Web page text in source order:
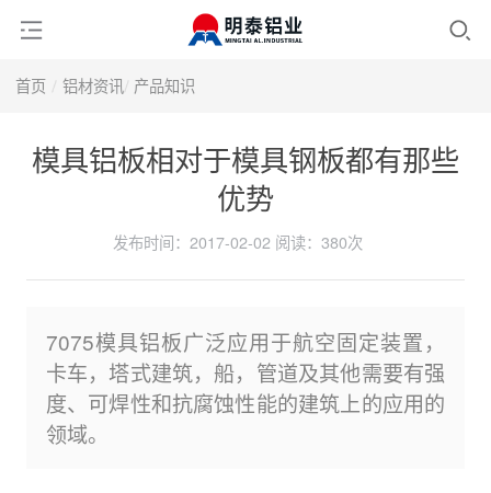
首页 铝材资讯 产品知识
模具铝板相对于模具钢板都有那些
优势
发布时间：2017-02-02 阅读： 380次
7075模具铝板广泛应用于航空固定装置，
卡车，塔式建筑，船，管道及其他需要有强
度、可焊性和抗腐蚀性能的建筑上的应用的
领域。